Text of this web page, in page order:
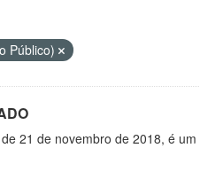
Público)
21 de novembro de 2018, é